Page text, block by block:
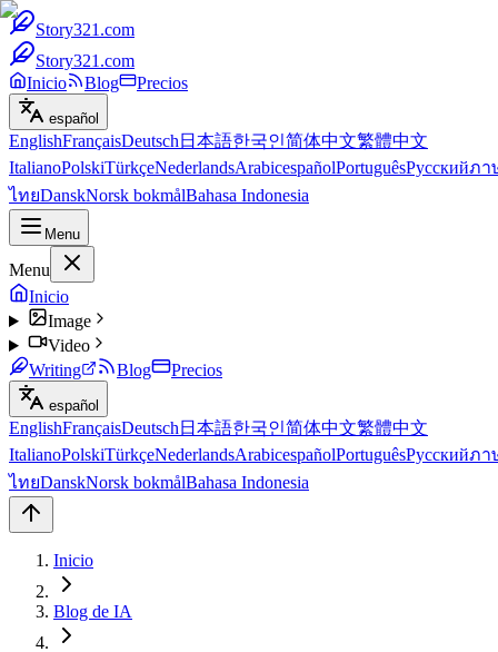
Story321.com
Story321.com
Inicio
Blog Precios
español
EnglishFrançaisDeutsch 日本語한국인简体中文繁體中文
ItalianoPolskiTürkçeNederlandsArabicespañolPortuguêsРусскийภา
ไทยDanskNorsk bokmålBahasa Indonesia
Menu
Menu
Inicio
Image
Video
Writing
Blog Precios
español
EnglishFrançaisDeutsch 日本語한국인简体中文繁體中文
ItalianoPolskiTürkçeNederlandsArabicespañolPortuguêsРусскийภา
ไทยDanskNorsk bokmålBahasa Indonesia
Inicio
Blog de IA